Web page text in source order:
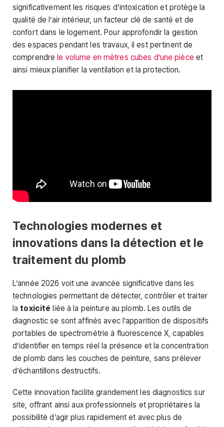
significativement les risques d’intoxication et protège la
qualité de l’air intérieur, un facteur clé de santé et de
confort dans le logement. Pour approfondir la gestion
des espaces pendant les travaux, il est pertinent de
comprendrele volume en mètres cubes d’une pièce et
ainsi mieux planifier la ventilation et la protection.
Technologies modernes et
innovations dans la détection et le
traitement du plomb
L’année 2026 voit une avancée significative dans les
technologies permettant de détecter, contrôler et traiter
latoxicité liée à la peinture au plomb. Les outils de
diagnostic se sont affinés avec l’apparition de dispositifs
portables de spectrométrie à fluorescence X, capables
d’identifier en temps réel la présence et la concentration
de plomb dans les couches de peinture, sans prélever
d’échantillons destructifs.
Cette innovation facilite grandement les diagnostics sur
site, offrant ainsi aux professionnels et propriétaires la
possibilité d’agir plus rapidement et avec plus de